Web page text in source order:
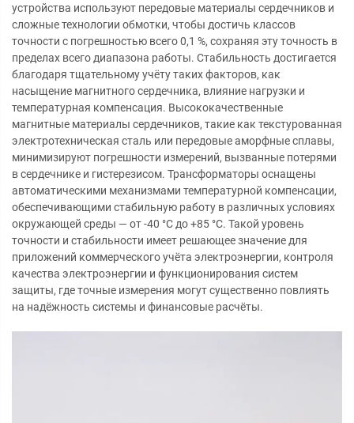
устройства используют передовые материалы сердечников и
сложные технологии обмотки, чтобы достичь классов
точности с погрешностью всего 0,1 %, сохраняя эту точность в
пределах всего диапазона работы. Стабильность достигается
благодаря тщательному учёту таких факторов, как
насыщение магнитного сердечника, влияние нагрузки и
температурная компенсация. Высококачественные
магнитные материалы сердечников, такие как текстурованная
электротехническая сталь или передовые аморфные сплавы,
минимизируют погрешности измерений, вызванные потерями
в сердечнике и гистерезисом. Трансформаторы оснащены
автоматическими механизмами температурной компенсации,
обеспечивающими стабильную работу в различных условиях
окружающей среды — от -40 °C до +85 °C. Такой уровень
точности и стабильности имеет решающее значение для
приложений коммерческого учёта электроэнергии, контроля
качества электроэнергии и функционирования систем
защиты, где точные измерения могут существенно повлиять
на надёжность системы и финансовые расчёты.